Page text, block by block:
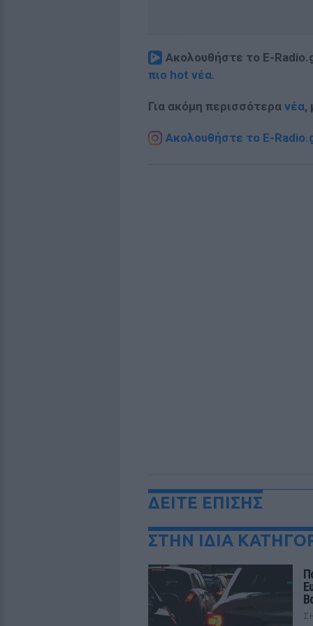
Ακολουθήστε το E-
πιο hot νέα.
Για ακόμη περισσότερα νέα,
Ακολουθήστε το E-
ΔΕΙΤΕ ΕΠΙΣΗΣ
ΣΤΗΝ ΙΔΙΑ